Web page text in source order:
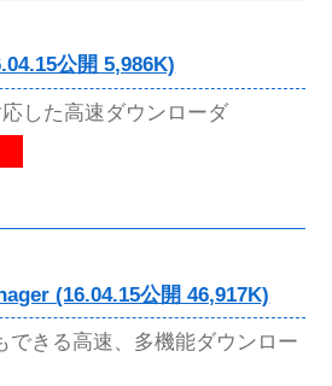
公開 5,986K)
した高速ダウンローダ
(16.04.15公開 46,917K)
できる高速、多機能ダウンロー